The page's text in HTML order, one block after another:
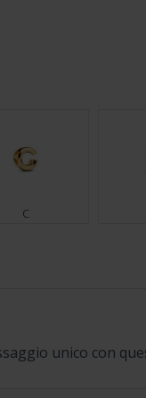
C
S
unico con